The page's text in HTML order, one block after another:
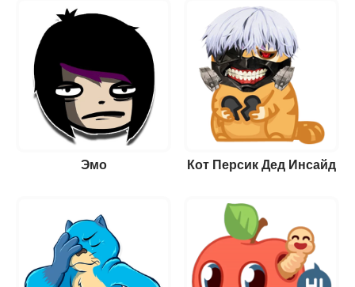
Эмо Кот Персик Дед Инсайд